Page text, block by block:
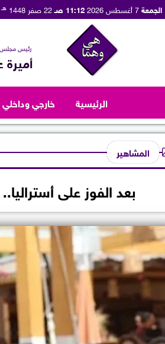
الجمعة7 أغسطس 2026 11:12 صـ 22 صفر 1448 هـ
رئيس مجلس
أميرة
الرئيسية خارجي وداخلي
المشاهير
بعد الفوز على